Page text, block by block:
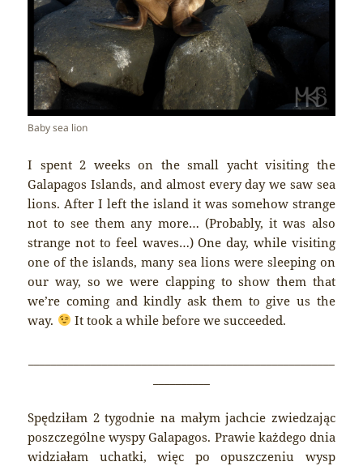
Baby sea lion
I spent 2 weeks on the small yacht visiting the
Galapagos Islands, and almost every day we saw sea
lions. After I left the island it was somehow strange
not to see them any more… (Probably, it was also
strange not to feel waves…) One day, while visiting
one of the islands, many sea lions were sleeping on
our way, so we were clapping to show them that
we’re coming and kindly ask them to give us the
way.
It took a while before we succeeded.
Spędziłam 2 tygodnie na małym jachcie zwiedzając
poszczególne wyspy Galapagos. Prawie każdego dnia
widziałam uchatki, więc po opuszczeniu wysp